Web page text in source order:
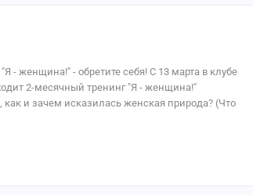
- женщина!" - обретите себя! С 13 марта в клубе
2-месячный тренинг "Я - женщина!"
как и зачем исказилась женская природа? (Что